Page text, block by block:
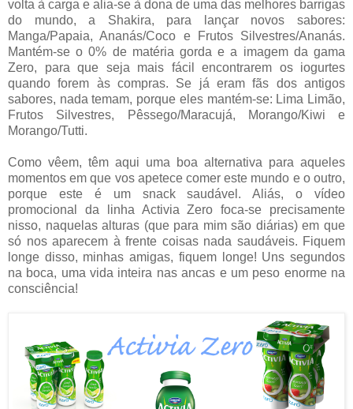
volta à carga e alia-se à dona de uma das melhores barrigas
do mundo, a Shakira, para lançar novos sabores:
Manga/Papaia, Ananás/Coco e Frutos Silvestres/Ananás.
Mantém-se o 0% de matéria gorda e a imagem da gama
Zero, para que seja mais fácil encontrarem os iogurtes
quando forem às compras. Se já eram fãs dos antigos
sabores, nada temam, porque eles mantém-se: Lima Limão,
Frutos Silvestres, Pêssego/Maracujá, Morango/Kiwi e
Morango/Tutti.
Como vêem, têm aqui uma boa alternativa para aqueles
momentos em que vos apetece comer este mundo e o outro,
porque este é um snack saudável. Aliás, o vídeo
promocional da linha Activia Zero foca-se precisamente
nisso, naquelas alturas (que para mim são diárias) em que
só nos aparecem à frente coisas nada saudáveis. Fiquem
longe disso, minhas amigas, fiquem longe! Uns segundos
na boca, uma vida inteira nas ancas e um peso enorme na
consciência!